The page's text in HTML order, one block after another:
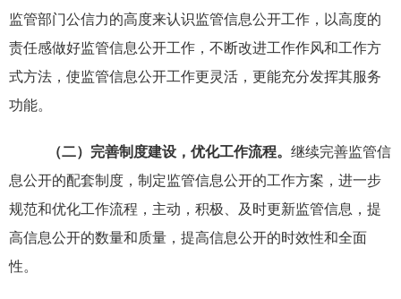
监管部门公信力的高度来认识监管信息公开工作，以高度的
责任感做好监管信息公开工作，不断改进工作作风和工作方
式方法，使监管信息公开工作更灵活，更能充分发挥其服务
功能。
（二）完善制度建设，优化工作流程。 继续完善监管信
息公开的配套制度，制定监管信息公开的工作方案，进一步
规范和优化工作流程，主动，积极、及时更新监管信息，提
高信息公开的数量和质量，提高信息公开的时效性和全面
性。